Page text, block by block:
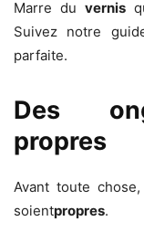
Marre du vernis
Suivez notre
parfaite.
Des
propres
Avant toute
soientpropres.